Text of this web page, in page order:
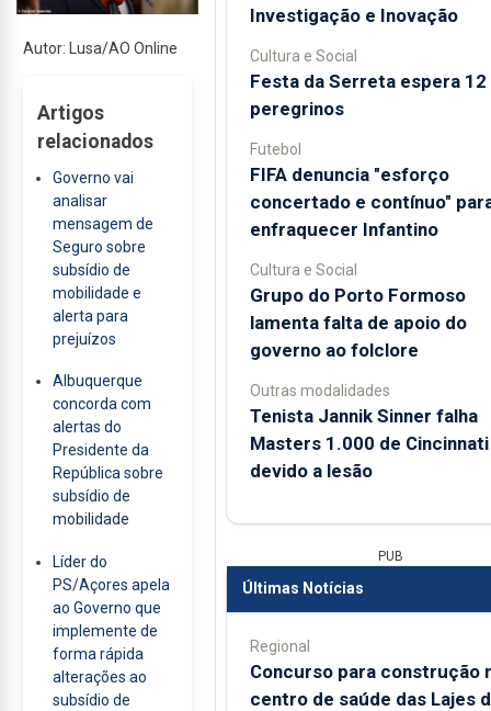
Autor: Lusa/AO Online
Artigos
relacionados
Governo vai
analisar
mensagem de
Seguro sobre
subsídio de
mobilidade e
alerta para
prejuízos
Albuquerque
concorda com
alertas do
Presidente da
República sobre
subsídio de
mobilidade
Líder do
PS/Açores apela
ao Governo que
implemente de
forma rápida
alterações ao
subsídio de
Investigação e Inovação
Cultura e Social
Festa da Serreta espera 12
peregrinos
Futebol
FIFA denuncia "esforço
concertado e contínuo"
enfraquecer Infantino
Cultura e Social
Grupo do Porto Formoso
lamenta falta de apoio do
governo ao folclore
Outras modalidades
Tenista Jannik Sinner falha
Masters 1.000 de Cincinnati
devido a lesão
PUB
Últimas Notícias
Regional
Concurso para construção
centro de saúde das Lajes